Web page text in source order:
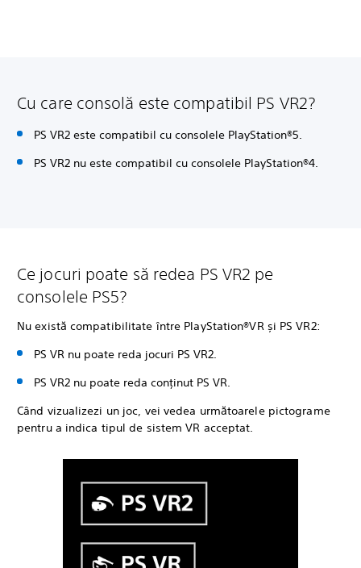
Cu care consolă este compatibil PS VR2?
PS VR2 este compatibil cu consolele PlayStation®5.
PS VR2 nu este compatibil cu consolele PlayStation®4.
Ce jocuri poate să redea PS VR2 pe
consolele PS5?
Nu există compatibilitate între PlayStation®VR și PS VR2:
PS VR nu poate reda jocuri PS VR2.
PS VR2 nu poate reda conținut PS VR.
Când vizualizezi un joc, vei vedea următoarele pictograme
pentru a indica tipul de sistem VR acceptat.